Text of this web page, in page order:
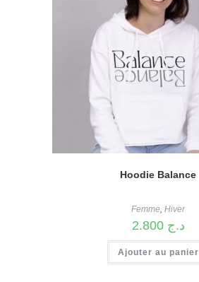
Hoodie Balance
Femme, Hiver
د.ج 2.800
Ajouter au panier